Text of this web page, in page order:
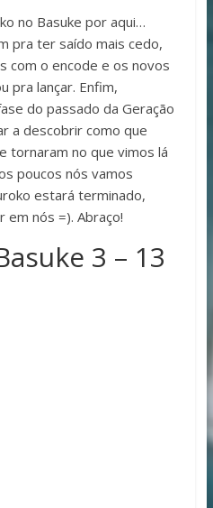
no Basuke por aqui…
pra ter saído mais cedo,
com o encode e os novos
pra lançar. Enfim,
do passado da Geração
a descobrir como que
tornaram no que vimos lá
poucos nós vamos
estará terminado,
em nós =). Abraço!
3 – 13